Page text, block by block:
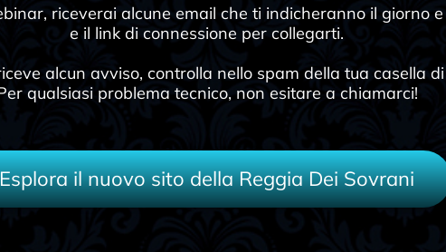
riceverai alcune email che ti indicheranno il giorno
e il link di connessione per collegarti.
alcun avviso, controlla nello spam della tua casella
qualsiasi problema tecnico, non esitare a chiamarci!
Esplora il nuovo sito della Reggia Dei Sovrani